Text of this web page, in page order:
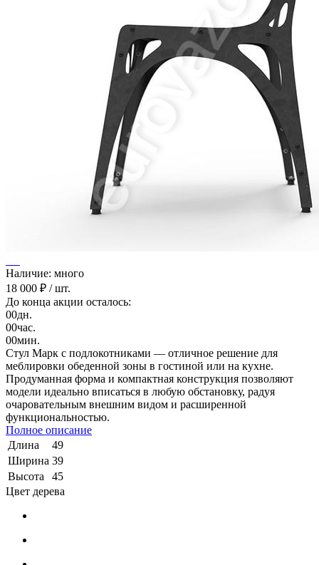
Наличие: много
18 000 ₽ / шт.
До конца акции осталось:
00дн.
00час.
00мин.
Стул Марк с подлокотниками — отличное решение для
меблировки обеденной зоны в гостиной или на кухне.
Продуманная форма и компактная конструкция позволяют
модели идеально вписаться в любую обстановку, радуя
очаровательным внешним видом и расширенной
функциональностью.
Полное описание
Длина
49
Ширина 39
Высота
45
Цвет дерева